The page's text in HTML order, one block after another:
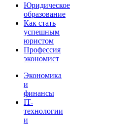
Юридическое
образование
Как стать
успешным
юристом
Профессия
экономист
Экономика
и
финансы
IT-
технологии
и